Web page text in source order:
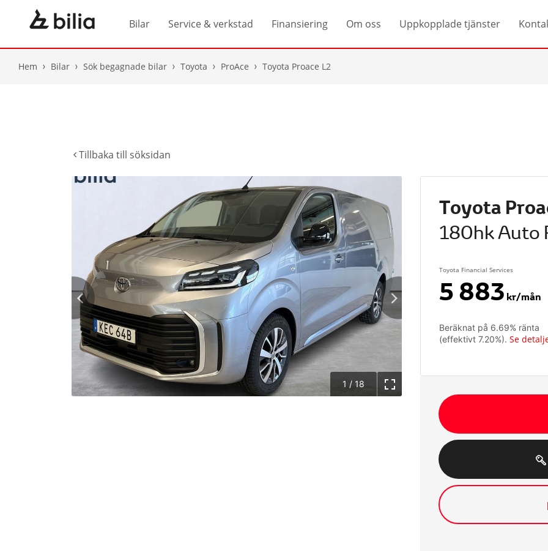
Bilar Service & verkstad Finansiering Om oss Uppkopplade tjänster
Hem Bilar Sök begagnade bilar Toyota ProAce Toyota Proace L2
Tillbaka till söksidan
1 / 18
Toyota
180hk Auto
Toyota Financial Services
5 883 kr/mån
Beräknat på 6.69% ränta
(effektivt 7.20%). Se